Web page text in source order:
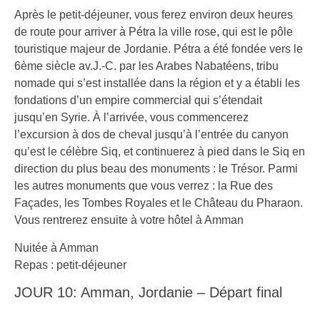
Après le petit-déjeuner, vous ferez environ deux heures
de route pour arriver à Pétra la ville rose, qui est le pôle
touristique majeur de Jordanie. Pétra a été fondée vers le
6ème siècle av.J.-C. par les Arabes Nabatéens, tribu
nomade qui s’est installée dans la région et y a établi les
fondations d’un empire commercial qui s’étendait
jusqu’en Syrie. À l’arrivée, vous commencerez
l’excursion à dos de cheval jusqu’à l’entrée du canyon
qu’est le célèbre Siq, et continuerez à pied dans le Siq en
direction du plus beau des monuments : le Trésor. Parmi
les autres monuments que vous verrez : la Rue des
Façades, les Tombes Royales et le Château du Pharaon.
Vous rentrerez ensuite à votre hôtel à Amman
Nuitée à Amman
Repas : petit-déjeuner
JOUR 10: Amman, Jordanie – Départ final